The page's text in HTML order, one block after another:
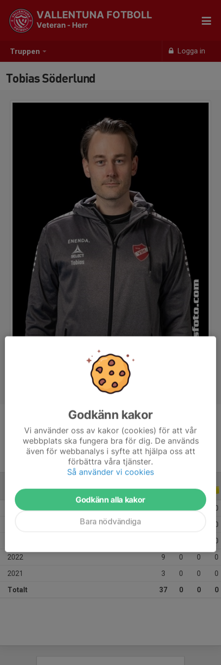
Truppen Logga in
VALLENTUNA FOTBOLL
Veteran - Herr
Tobias Söderlund
ALLA SERIER ALLA ÅR
2025 0 0
0
0
2022 9 0 0 0
2021 3 0 0 0
Totalt 37 0 0 0
Godkänn kakor
Vi använder oss av kakor (cookies) för att vår
webbplats ska fungera bra för dig. De används
även för webbanalys i syfte att hjälpa oss att
förbättra våra tjänster.
Så använder vi cookies
Godkänn alla kakor
Bara nödvändiga